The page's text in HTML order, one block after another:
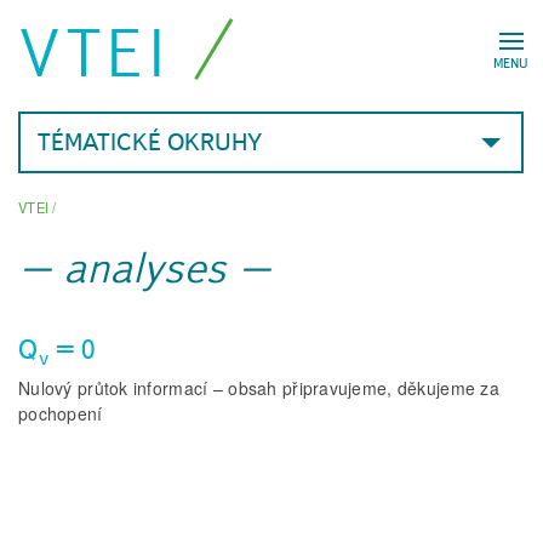
MENU
VTEI
TÉMATICKÉ OKRUHY
VTEI/
analyses
Qv = 0
Nulový průtok informací – obsah připravujeme, děkujeme za
pochopení